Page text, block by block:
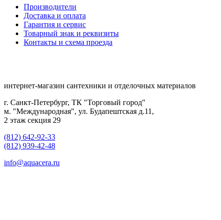
Производители
Доставка и оплата
Гарантия и сервис
Товарный знак и реквизиты
Контакты и схема проезда
интернет-магазин сантехники и отделочных материалов
г. Санкт-Петербург, ТК "Торговый город"
м. "Международная", ул. Будапештская д.11,
2 этаж секция 29
(812) 642-92-33
(812) 939-42-48
info@aquacera.ru